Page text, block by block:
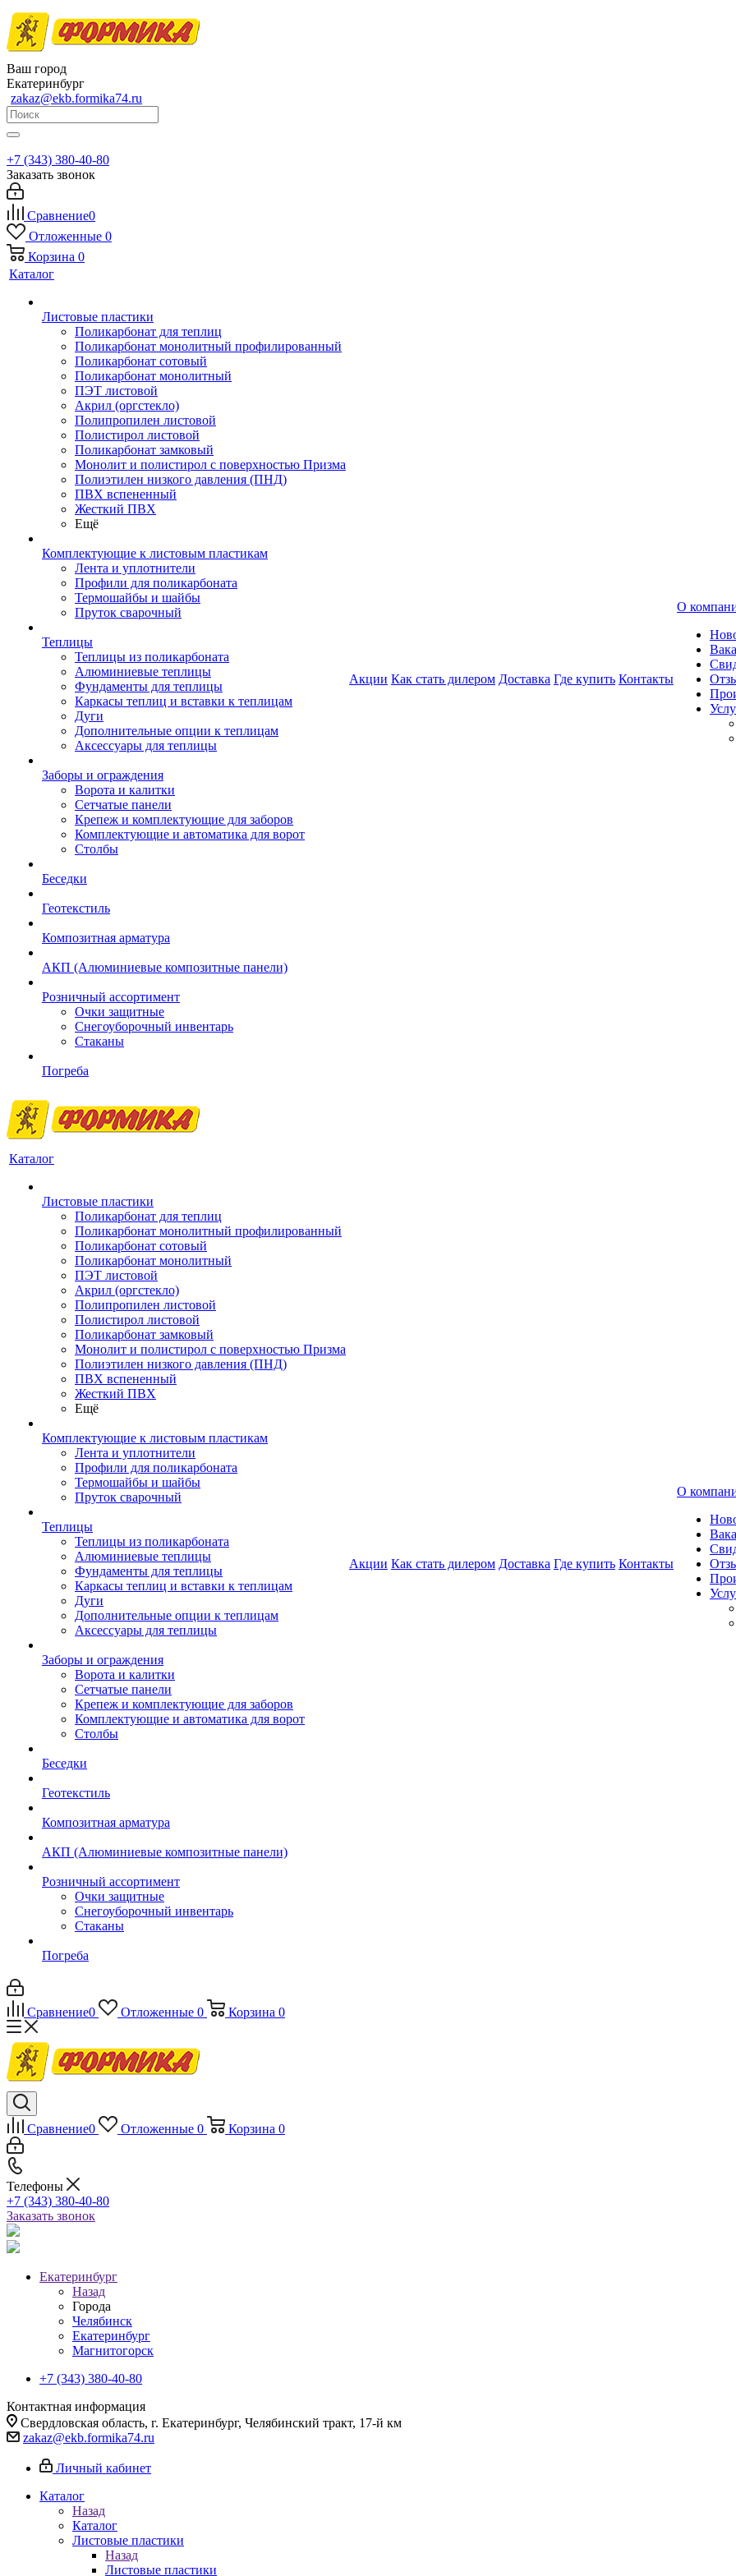
Ваш город
Екатеринбург
zakaz@ekb.formika74.ru
+7 (343) 380-40-80
Заказать звонок
Сравнение0
Отложенные 0
Корзина 0
Каталог
Листовые пластики
Поликарбонат для теплиц
Поликарбонат монолитный профилированный
Поликарбонат сотовый
Поликарбонат монолитный
ПЭТ листовой
Акрил (оргстекло)
Полипропилен листовой
Полистирол листовой
Поликарбонат замковый
Монолит и полистирол с поверхностью Призма
Полиэтилен низкого давления (ПНД)
ПВХ вспененный
Жесткий ПВХ
Ещё
Комплектующие к листовым пластикам
Лента и уплотнители
Профили для поликарбоната
Термошайбы и шайбы
Пруток сварочный
Теплицы
Теплицы из поликарбоната
Алюминиевые теплицы
Фундаменты для теплицы
Каркасы теплиц и вставки к теплицам
Дуги
Дополнительные опции к теплицам
Аксессуары для теплицы
Заборы и ограждения
Ворота и калитки
Сетчатые панели
Крепеж и комплектующие для заборов
Комплектующие и автоматика для ворот
Столбы
Беседки
Геотекстиль
Композитная арматура
АКП (Алюминиевые композитные панели)
Розничный ассортимент
Очки защитные
Снегоуборочный инвентарь
Стаканы
Погреба
Акции Как стать дилером Доставка Где купить Контакты
О
Каталог
Листовые пластики
Поликарбонат для теплиц
Поликарбонат монолитный профилированный
Поликарбонат сотовый
Поликарбонат монолитный
ПЭТ листовой
Акрил (оргстекло)
Полипропилен листовой
Полистирол листовой
Поликарбонат замковый
Монолит и полистирол с поверхностью Призма
Полиэтилен низкого давления (ПНД)
ПВХ вспененный
Жесткий ПВХ
Ещё
Комплектующие к листовым пластикам
Лента и уплотнители
Профили для поликарбоната
Термошайбы и шайбы
Пруток сварочный
Теплицы
Теплицы из поликарбоната
Алюминиевые теплицы
Фундаменты для теплицы
Каркасы теплиц и вставки к теплицам
Дуги
Дополнительные опции к теплицам
Аксессуары для теплицы
Заборы и ограждения
Ворота и калитки
Сетчатые панели
Крепеж и комплектующие для заборов
Комплектующие и автоматика для ворот
Столбы
Беседки
Геотекстиль
Композитная арматура
АКП (Алюминиевые композитные панели)
Розничный ассортимент
Очки защитные
Снегоуборочный инвентарь
Стаканы
Погреба
Акции Как стать дилером Доставка Где купить Контакты
О
Сравнение0 Отложенные 0 Корзина 0
Сравнение0 Отложенные 0 Корзина 0
Телефоны
+7 (343) 380-40-80
Заказать звонок
Екатеринбург
Назад
Города
Челябинск
Екатеринбург
Магнитогорск
+7 (343) 380-40-80
Контактная информация
Свердловская область, г. Екатеринбург, Челябинский тракт, 17-й км
zakaz@ekb.formika74.ru
Личный кабинет
Каталог
Назад
Каталог
Листовые пластики
Назад
Листовые пластики